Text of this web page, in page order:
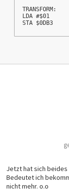
TRANSFORM:
LDA #$01
STA $0DB3
Jetzt hat sich beides
Bedeutet ich
nicht mehr. o.o